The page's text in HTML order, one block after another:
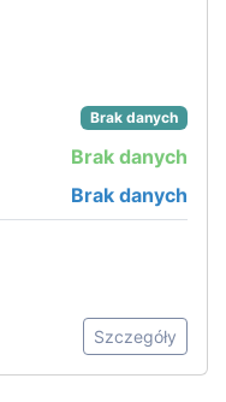
Brak danych
Brak danych
Brak danych
Szczegóły